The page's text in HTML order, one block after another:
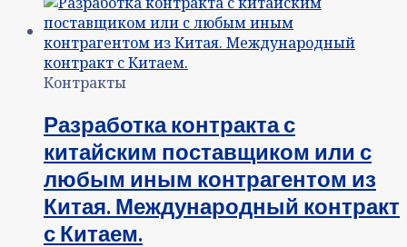
Контракты
Разработка контракта с
китайским поставщиком или с
любым иным контрагентом из
Китая. Международный контракт
с Китаем.